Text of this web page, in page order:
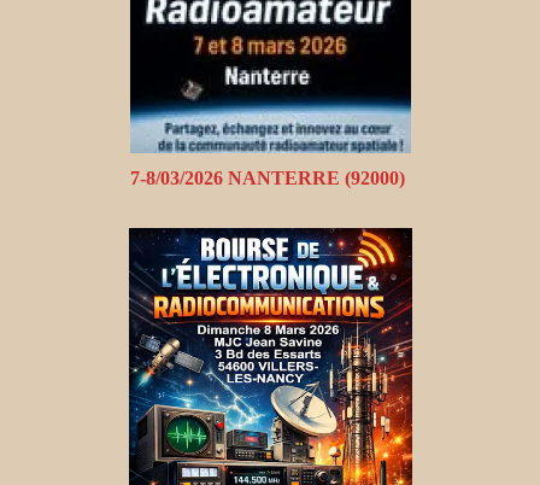
7-8/03/2026 NANTERRE (92000)